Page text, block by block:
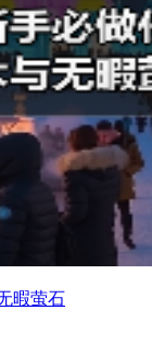
暇萤石